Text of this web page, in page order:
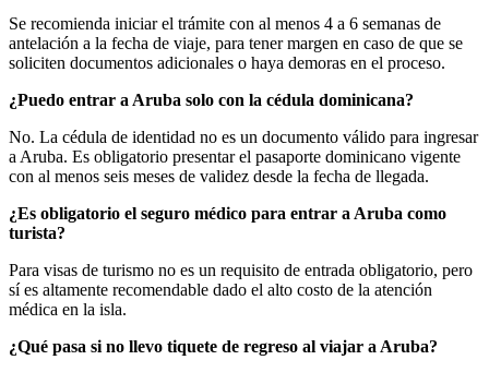
Se recomienda iniciar el trámite con al menos 4 a 6 semanas de
antelación a la fecha de viaje, para tener margen en caso de que se
soliciten documentos adicionales o haya demoras en el proceso.
¿Puedo entrar a Aruba solo con la cédula dominicana?
No. La cédula de identidad no es un documento válido para ingresar
a Aruba. Es obligatorio presentar el pasaporte dominicano vigente
con al menos seis meses de validez desde la fecha de llegada.
¿Es obligatorio el seguro médico para entrar a Aruba como
turista?
Para visas de turismo no es un requisito de entrada obligatorio, pero
sí es altamente recomendable dado el alto costo de la atención
médica en la isla.
¿Qué pasa si no llevo tiquete de regreso al viajar a Aruba?